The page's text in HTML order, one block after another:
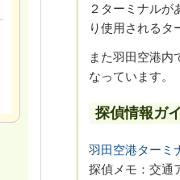
２ターミナルが
り使用されるタ
また羽田空港内
なっています。
探偵情報ガ
羽田空港ターミ
探偵メモ：交通